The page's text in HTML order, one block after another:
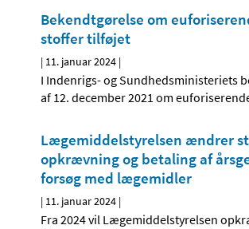
Bekendtgørelse om
stoffer tilføjet
| 11. januar 2024 |
I Indenrigs- og Sundhedsministeriets
af 12. december 2021 om
Lægemiddelstyrelsen ændrer
opkrævning og betaling af
forsøg med lægemidler
| 11. januar 2024 |
Fra 2024 vil Lægemiddelstyrelsen